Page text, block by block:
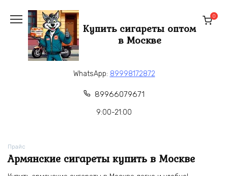
содержанию
Купить сигареты оптом
в Москве
0
WhatsApp: 89998172872
89966079671
9:00-21:00
Прайс
Армянские сигареты купить в Москве